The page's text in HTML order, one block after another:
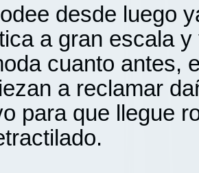
desde luego
a gran escala
cuanto antes,
a reclamar
para que llegue